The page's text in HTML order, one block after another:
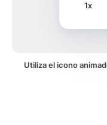
1x
Utiliza el icono